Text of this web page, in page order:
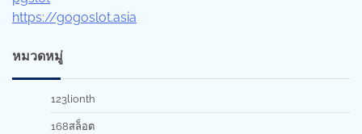
https://gogoslot.asia
หมวดหมู่
123lionth
168สล็อต